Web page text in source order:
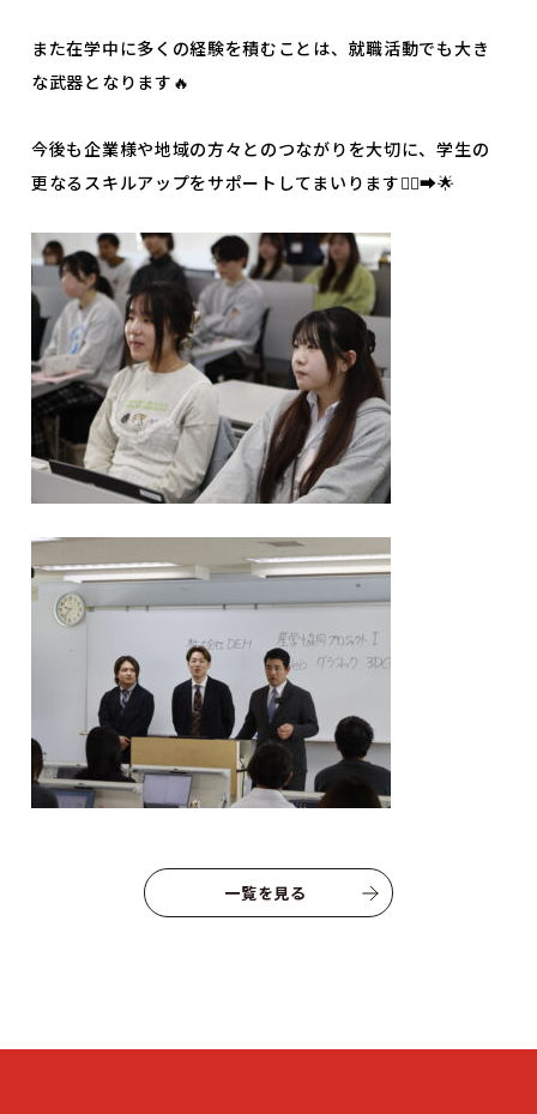
お知らせ
教員募集
WEBエントリー・
WEB出願
人事採用担当者様へ
留学生の方へ
〒263-0025 千葉市稲毛区穴川町386
Tel . 043-307-1819 / Fax . 043-307-6070
また在学中に多くの経験を積むことは、就職活動でも大き
な武器となります🔥
今後も企業様や地域の方々とのつながりを大切に、学生の
更なるスキルアップをサポートしてまいります🏃‍♀️‍➡️🌟
一覧を見る